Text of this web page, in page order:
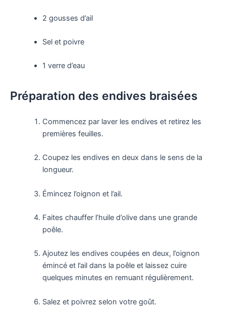
2 gousses d’ail
Sel et poivre
1 verre d’eau
Préparation des endives braisées
Commencez par laver les endives et retirez les
premières feuilles.
Coupez les endives en deux dans le sens de la
longueur.
Émincez l’oignon et l’ail.
Faites chauffer l’huile d’olive dans une grande
poêle.
Ajoutez les endives coupées en deux, l’oignon
émincé et l’ail dans la poêle et laissez cuire
quelques minutes en remuant régulièrement.
Salez et poivrez selon votre goût.